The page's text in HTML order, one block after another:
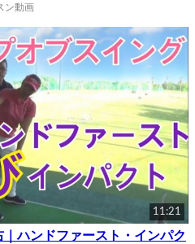
ン動画
11:21
ハンドファースト・インパク